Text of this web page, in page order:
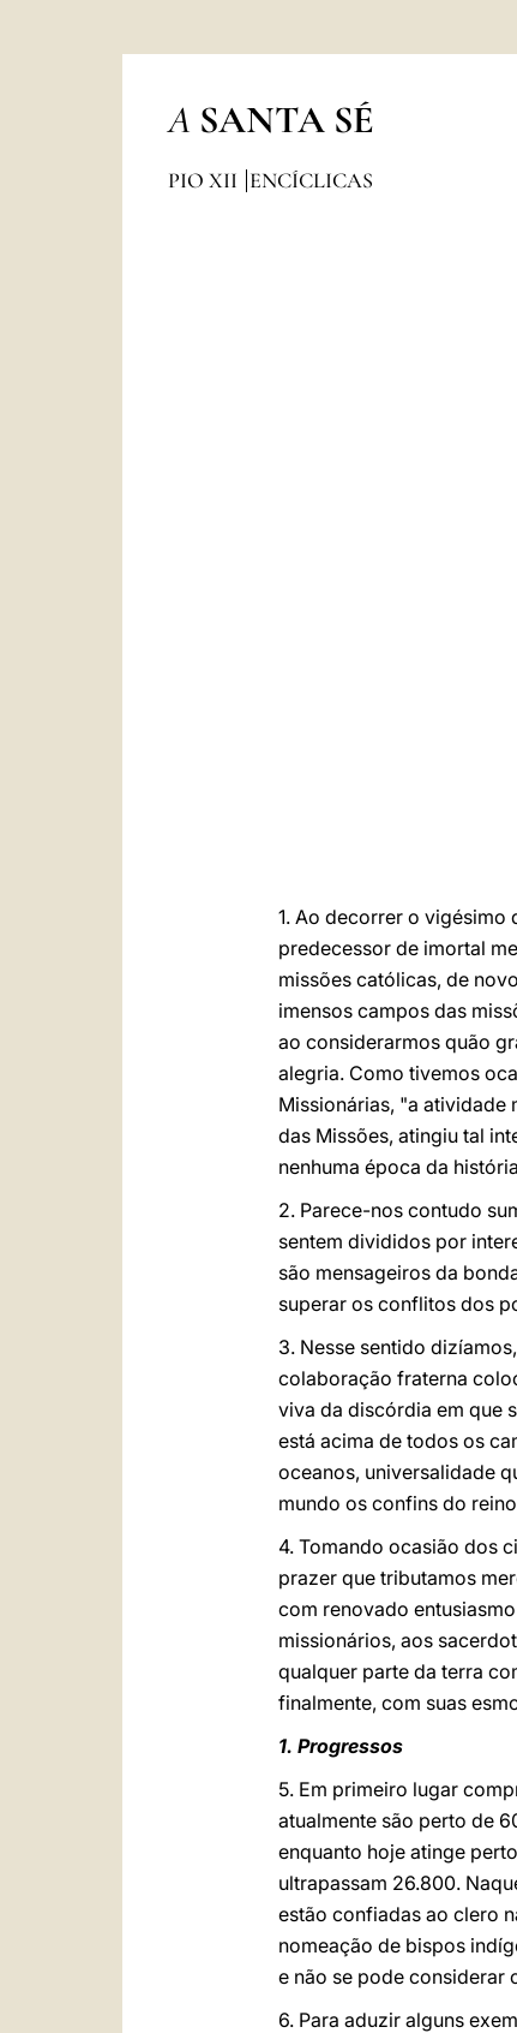
A SANTA SÉ
PIO XII ENCÍCLICAS
1. Ao decorrer o
predecessor de imortal
missões católicas, de
imensos campos das
ao considerarmos quão
alegria. Como tivemos
Missionárias, "a atividade
das Missões, atingiu tal
nenhuma época da
2. Parece-nos contudo
sentem divididos por
são mensageiros da
superar os conflitos dos
3. Nesse sentido
colaboração fraterna
viva da discórdia em que
está acima de todos os
oceanos, universalidade
mundo os confins do
4. Tomando ocasião dos
prazer que tributamos
com renovado
missionários, aos
qualquer parte da terra
finalmente, com suas
1. Progressos
5. Em primeiro lugar
atualmente são perto de
enquanto hoje atinge
ultrapassam 26.800.
estão confiadas ao clero
nomeação de bispos
e não se pode considerar
6. Para aduzir alguns